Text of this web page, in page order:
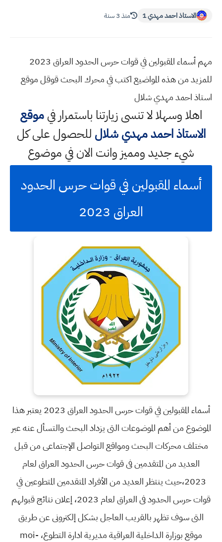
الاستاذ احمد مهدي 1 منذ 3 سنة
مهم أسماء المقبولين في قوات حرس الحدود العراق 2023
للمزيد من هذه المواضيع اكتب في محرك البحث قوقل موقع
استاذ احمد مهدي شلال
اهلا وسهلالا تنسى زيارتنا باستمرار فيموقع
الاستاذ احمد مهدي شلال للحصول على كل
شيء جديد ومميز وانت الان في موضوع
أسماء المقبولين في قوات حرس الحدود
العراق 2023
أسماء المقبولين في قوات حرس الحدود العراق 2023 يعتبر هذا
الموضوع من أهم الموضوعات التى يزداد البحث والتسأل عنه عبر
مختلف محركات البحث ومواقع التواصل الإجتماعى من قبل
العديد من المتقدمين فى قوات حرس الحدود العراق لعام
2023،حيث ينتظر العديد من الأفراد المتقدمين المتطوعين في
قوات حرس الحدود فى العراق لعام 2023، إعلان نتائج قبولهم
التى سوف تظهر بالقريب العاجل بشكل إلكترونى عن طريق
موقع بوزارة الداخلية العراقية مديرية ادارة التطوع، moi-